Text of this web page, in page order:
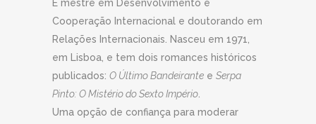
É mestre em Desenvolvimento e
Cooperação Internacional e doutorando em
Relações Internacionais. Nasceu em 1971,
em Lisboa, e tem dois romances históricos
publicados: O Último Bandeirante e Serpa
Pinto: O Mistério do Sexto Império
Uma opção de confiança para moderar